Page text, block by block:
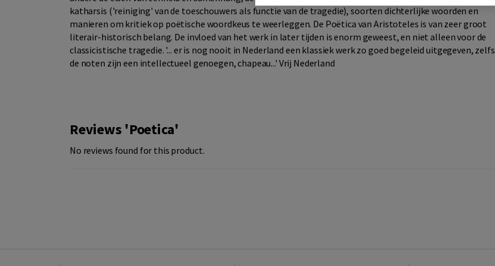
katharsis ('reiniging' van de toeschouwers als functie van de tragedie), soorten dichterlijke woorden en
manieren om kritiek op poëtische woordkeus te weerleggen. De Poëtica van Aristoteles is van zeer groot
literair-historisch belang. De invloed van het werk in later tijden is enorm geweest, en niet alleen voor de
classicistische tragedie. '... er is nog nooit in Nederland een klassiek werk zo goed begeleid uitgegeven, zelfs
de noten zijn een intellectueel genoegen, chapeau...' Vrij Nederland
Reviews 'Poetica'
No reviews found for this product.